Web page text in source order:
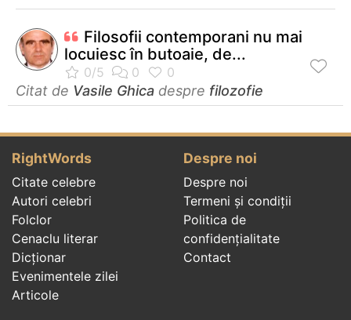
Filosofii contemporani nu mai
locuiesc în butoaie, de...
Citat de Vasile Ghica despre filozofie
RightWords
Citate celebre
Autori celebri
Folclor
Cenaclu literar
Dicționar
Evenimentele zilei
Articole
Despre noi
Despre noi
Termeni și condiții
Politica de
confidenţialitate
Contact